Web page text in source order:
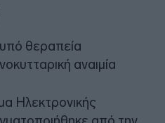
θεραπεία
αναιμία
Ηλεκτρονικής